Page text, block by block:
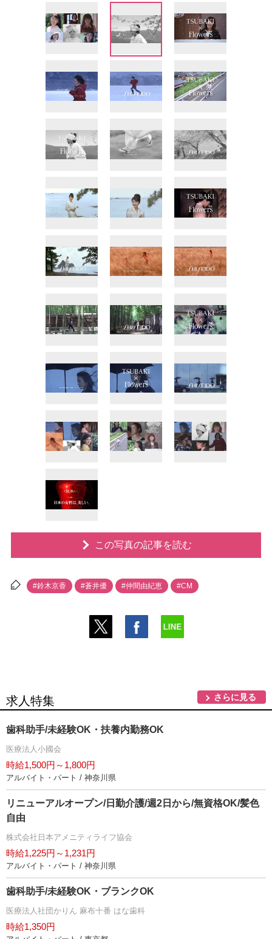
この写真の記事を読む
#鈴木京香 #蒼井優 #仲間由紀恵 #CM
求人特集 さらに見る
歯科助手/未経験OK・扶養内勤務OK
医療法人小國会
時給1,500円～1,800円
アルバイト・パート / 神奈川県
リニューアルオープン/日勤介護/週2日から/無資格OK/髪色
自由
株式会社日本アメニティライフ協会
時給1,225円～1,231円
アルバイト・パート / 神奈川県
歯科助手/未経験OK・ブランクOK
医療法人社団かりん 麻布十番 はな歯科
時給1,350円